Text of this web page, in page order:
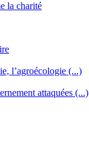
la charité
l’agroécologie (...)
attaquées (...)